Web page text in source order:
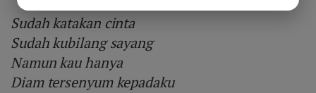
Sudah katakan cinta
Sudah kubilang sayang
Namun kau hanya
Diam tersenyum kepadaku